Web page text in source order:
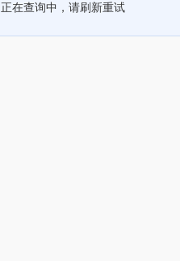
正在查询中，请刷新重试